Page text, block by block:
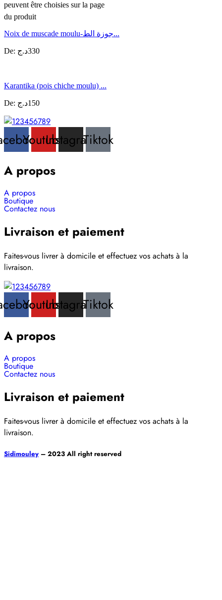
peuvent être choisies sur la page
du produit
Noix de muscade moulu-جوزة الط...
De: 330د.ج
Karantika (pois chiche moulu) ...
De: 150د.ج
YoutubeInstagramTiktok
A propos
A propos
Boutique
Contactez nous
Livraison et paiement
Faites-vous livrer à domicile et effectuez vos achats à la
livraison.
YoutubeInstagramTiktok
A propos
A propos
Boutique
Contactez nous
Livraison et paiement
Faites-vous livrer à domicile et effectuez vos achats à la
livraison.
Sidimouley – 2023 All right reserved